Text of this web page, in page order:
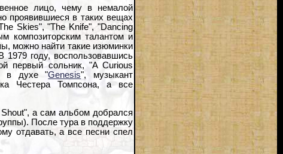
лицо, чему в немалой
проявившиеся в таких вещах
Skies", "The Knife", "Dancing
композиторским талантом и
можно найти такие изюминки
1979 году, воспользовавшись
первый сольник, "A Curious
в духе "Genesis", музыкант
Честера Томпсона, а все
а сам альбом добрался
После тура в поддержку
отдавать, а все песни спел